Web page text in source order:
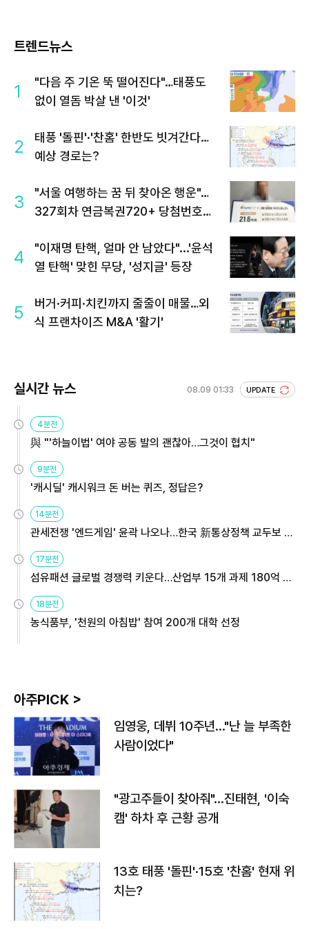
트렌드뉴스
1
"다음 주 기온 뚝 떨어진다"…태풍도
없이 열돔 박살 낸 '이것'
2
태풍 '돌핀'·'찬홈' 한반도 빗겨간다…
예상 경로는?
3
"서울 여행하는 꿈 뒤 찾아온 행운"…
327회차 연금복권720+ 당첨번호조
4
"이재명 탄핵, 얼마 안 남았다"...'윤석
열 탄핵' 맞힌 무당, '성지글' 등장
5
버거·커피·치킨까지 줄줄이 매물…외
식 프랜차이즈 M&A '활기'
실시간 뉴스 08.09 01:33 UPDATE
4분전
與 "'하늘이법' 여야 공동 발의 괜찮아…그것이 협치"
9분전
'캐시딜' 캐시워크 돈 버는 퀴즈, 정답은?
14분전
관세전쟁 '엔드게임' 윤곽 나오나…한국 新통상정책 교두보 활
용해야
17분전
섬유패션 글로벌 경쟁력 키운다…산업부 15개 과제 180억 지
원
18분전
농식품부, '천원의 아침밥' 참여 200개 대학 선정
아주PICK >
임영웅, 데뷔 10주년…"난 늘 부족한
사람이었다"
"광고주들이 찾아줘"…진태현, '이숙
캠' 하차 후 근황 공개
13호 태풍 '돌핀'·15호 '찬홈' 현재 위
치는?